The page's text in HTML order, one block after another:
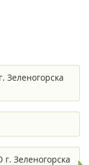
Зеленогорска
Зеленогорска